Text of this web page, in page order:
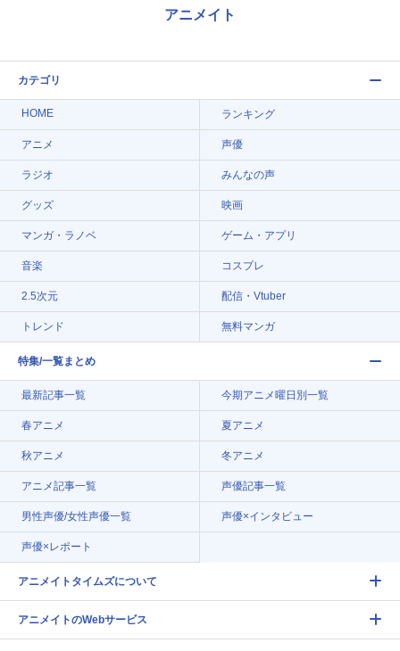
アニメイト
カテゴリ
HOME ランキング
アニメ 声優
ラジオ みんなの声
グッズ 映画
マンガ・ラノベ ゲーム・アプリ
音楽 コスプレ
2.5次元 配信・Vtuber
トレンド 無料マンガ
特集/一覧まとめ
最新記事一覧 今期アニメ曜日別一覧
春アニメ 夏アニメ
秋アニメ 冬アニメ
アニメ記事一覧 声優記事一覧
男性声優/女性声優一覧 声優×インタビュー
声優×レポート
アニメイトタイムズについて
アニメイトのWebサービス